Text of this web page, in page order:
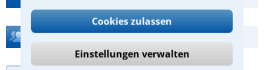
Cookies zulassen
Einstellungen verwalten
Hilfe bei Ihrer Anwaltsuche?